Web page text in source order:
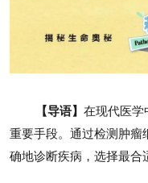
【导语】在现代医学
重要手段。通过检测肿瘤
确地诊断疾病，选择最合